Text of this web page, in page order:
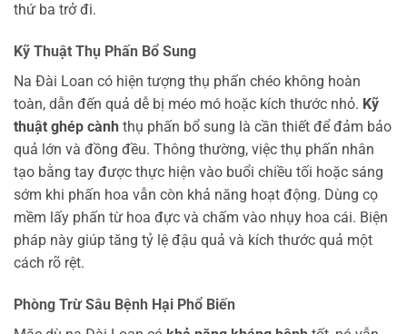
thứ ba trở đi.
Kỹ Thuật Thụ Phấn Bổ Sung
Na Đài Loan có hiện tượng thụ phấn chéo không hoàn
toàn, dẫn đến quả dễ bị méo mó hoặc kích thước nhỏ. Kỹ
thuật ghép cành thụ phấn bổ sung là cần thiết để đảm bảo
quả lớn và đồng đều. Thông thường, việc thụ phấn nhân
tạo bằng tay được thực hiện vào buổi chiều tối hoặc sáng
sớm khi phấn hoa vẫn còn khả năng hoạt động. Dùng cọ
mềm lấy phấn từ hoa đực và chấm vào nhụy hoa cái. Biện
pháp này giúp tăng tỷ lệ đậu quả và kích thước quả một
cách rõ rệt.
Phòng Trừ Sâu Bệnh Hại Phổ Biến